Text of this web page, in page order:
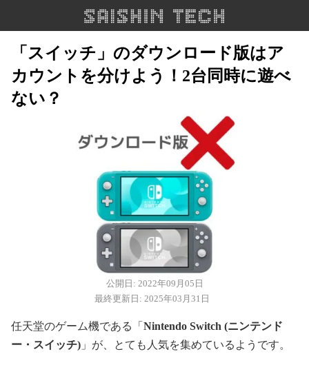
「スイッチ」のダウンロード版はア
カウントを分けよう！2台同時に遊べ
ない？
公開日: 2022年09月05日
最終更新日: 2025年03月31日
任天堂のゲーム機である「 Nintendo Switch (ニンテンド
ー・スイッチ) 」が、とても人気を集めているようです。